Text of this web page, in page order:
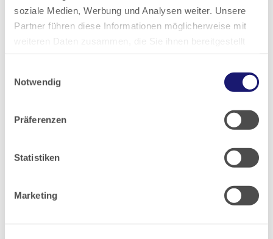
soziale Medien, Werbung und Analysen weiter. Unsere
Partner führen diese Informationen möglicherweise mit
weiteren Daten zusammen, die Sie ihnen bereitgestellt
haben oder die sie im Rahmen Ihrer Nutzung der Dienste
Notwendig
Präferenzen
Statistiken
Marketing
2022
2017